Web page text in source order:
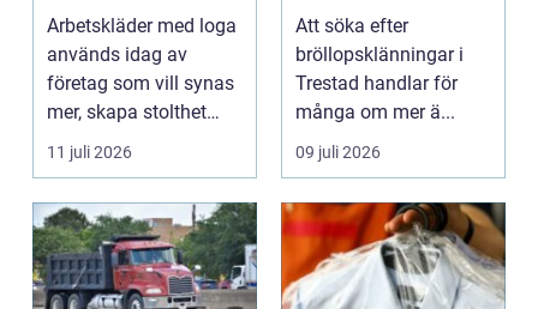
varje dag
Arbetskläder med loga
används idag av
företag som vill synas
mer, skapa stolthet
inte...
11 juli 2026
passform inför den
stora dagen
Att söka efter
bröllopsklänningar i
Trestad handlar för
många om mer ä...
09 juli 2026